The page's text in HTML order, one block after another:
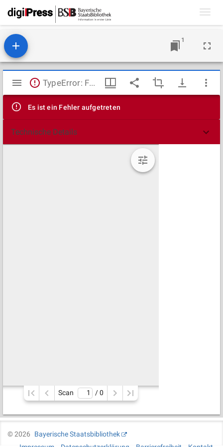
1
Mirador
Viewer
TypeError: Failed to fetch
Es ist ein Fehler aufgetreten
Technische Details
Scan / 0
©2026
Bayerische Staatsbibliothek